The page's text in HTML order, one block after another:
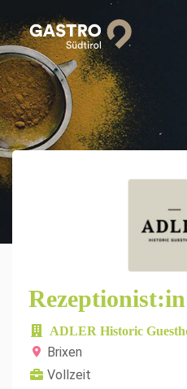
ADLER Historic
Brixen
Vollzeit